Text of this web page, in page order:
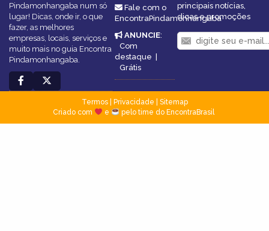
Pindamonhangaba num só
lugar! Dicas, onde ir, o que
fazer, as melhores
empresas, locais, serviços e
muito mais no guia Encontra
Pindamonhangaba.
Fale com o
EncontraPindamonhangaba
ANUNCIE:
Com
destaque |
Grátis
principais notícias,
dicas e promoções
Termos| Privacidade
Sitemap
Criado com
e pelo time do EncontraBrasil